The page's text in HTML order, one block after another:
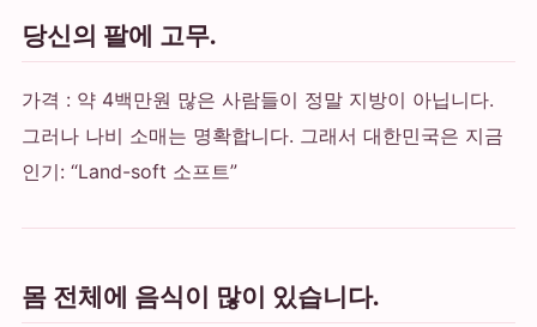
당신의 팔에 고무.
가격 : 약 4백만원 많은 사람들이 정말 지방이 아닙니다.
그러나 나비 소매는 명확합니다. 그래서 대한민국은 지금
인기: “Land-soft 소프트”
몸 전체에 음식이 많이 있습니다.